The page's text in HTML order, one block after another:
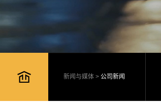
新闻与媒体 > 公司新闻